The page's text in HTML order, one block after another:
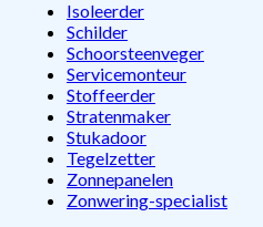
Isoleerder
Schilder
Schoorsteenveger
Servicemonteur
Stoffeerder
Stratenmaker
Stukadoor
Tegelzetter
Zonnepanelen
Zonwering-specialist